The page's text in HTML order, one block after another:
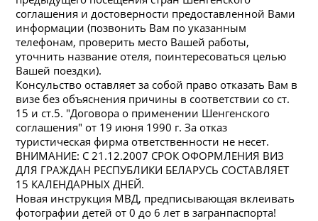
соглашения и достоверности предоставленной Вами
информации (позвонить Вам по указанным
телефонам, проверить место Вашей работы,
уточнить название отеля, поинтересоваться целью
Вашей поездки).
Консульство оставляет за собой право отказать Вам в
визе без объяснения причины в соответствии со ст.
15 и ст.5. "Договора о применении Шенгенского
соглашения" от 19 июня 1990 г. За отказ
туристическая фирма ответственности не несет.
ВНИМАНИЕ: С 21.12.2007 СРОК ОФОРМЛЕНИЯ ВИЗ
ДЛЯ ГРАЖДАН РЕСПУБЛИКИ БЕЛАРУСЬ СОСТАВЛЯЕТ
15 КАЛЕНДАРНЫХ ДНЕЙ.
Новая инструкция МВД, предписывающая вклеивать
фотографии детей от 0 до 6 лет в загранпаспорта!